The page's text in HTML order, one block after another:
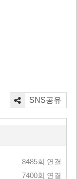
SNS공유
8485회 연결
7400회 연결